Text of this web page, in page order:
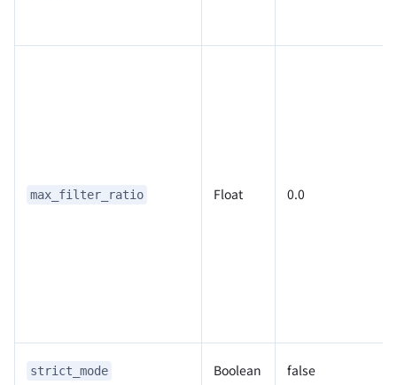
max_filter_ratio Float 0.0
strict_mode Boolean false